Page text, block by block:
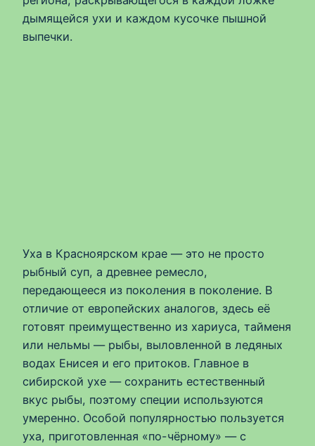
дымящейся ухи и каждом кусочке пышной
выпечки.
Уха в Красноярском крае — это не просто
рыбный суп, а древнее ремесло,
передающееся из поколения в поколение. В
отличие от европейских аналогов, здесь её
готовят преимущественно из хариуса, тайменя
или нельмы — рыбы, выловленной в ледяных
водах Енисея и его притоков. Главное в
сибирской ухе — сохранить естественный
вкус рыбы, поэтому специи используются
умеренно. Особой популярностью пользуется
уха, приготовленная «по-чёрному» — с